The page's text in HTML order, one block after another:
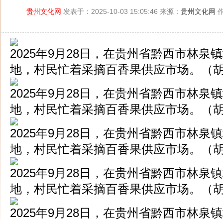
贵州文化网 发表于：2025-10-03 15:05:46 来源： 贵州文化网
2025年9月28日，在贵州省黔西市林泉
地，村民忙着采摘百香果供应市场。（
2025年9月28日，在贵州省黔西市林泉
地，村民忙着采摘百香果供应市场。（
2025年9月28日，在贵州省黔西市林泉
地，村民忙着采摘百香果供应市场。（
2025年9月28日，在贵州省黔西市林泉
地，村民忙着采摘百香果供应市场。（
2025年9月28日，在贵州省黔西市林泉